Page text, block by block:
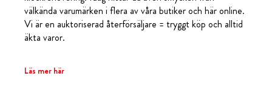
välkända varumärken i flera av våra butiker och här online.
Vi är en auktoriserad återförsäljare = tryggt köp och alltid
äkta varor.
Läs mer här